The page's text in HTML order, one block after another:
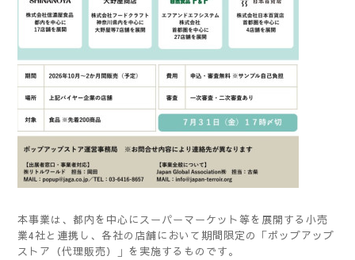
本事業は、都内を中心にスーパーマーケット等を展開する小売
業4社と連携し、各社の店舗において期間限定の「ポップアップ
ストア（代理販売）」を実施するものです。